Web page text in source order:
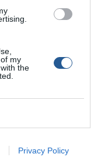
my
the
Privacy Policy
ένα τέλειο ρολόι.
και την επιλογή για
επιλογή για δύτες
και μοντέρνο
για
κατάδυσης
Shop &
Ελλάδα
210 3236936